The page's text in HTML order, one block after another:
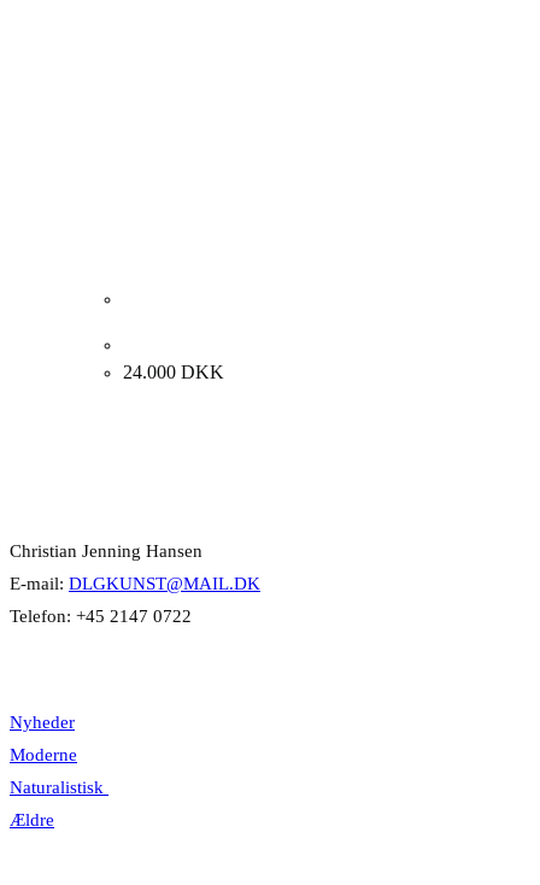
24.000 DKK
Christian Jenning Hansen
E-mail: DLGKUNST@MAIL.DK
Telefon: +45 2147 0722
Nyheder
Moderne
Naturalistisk
Ældre